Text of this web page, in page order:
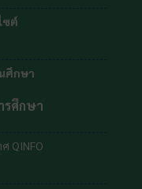
ซต์
ศึกษา
รศึกษา
QINFO